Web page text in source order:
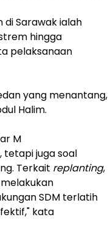
Sarawak ialah
hingga
pelaksanaan
yang menantang,
Halim.
M
tetapi juga soal
Terkait replanting,
SDM terlatih
kata